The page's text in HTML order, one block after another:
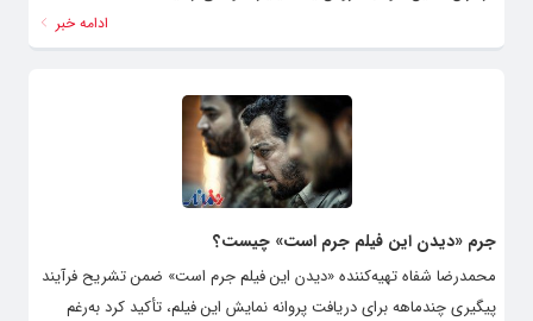
ادامه خبر
جرم «دیدن این فیلم جرم است» چیست؟
محمدرضا شفاه تهیه‌کننده «دیدن این فیلم جرم است» ضمن تشریح فرآیند
پیگیری چندماهه برای دریافت پروانه نمایش این فیلم، تأکید کرد به‌رغم